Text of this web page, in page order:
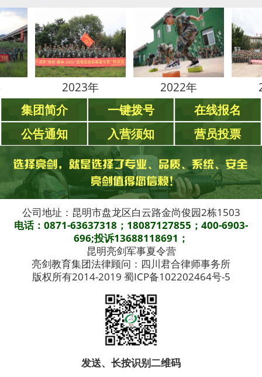
2023年 2022年 2021年
集团简介 一键拨号
在线报名
公告通知
入营须知 营员投票
公司地址：昆明市盘龙区白云路金尚俊园2栋1503
电话：0871-63637318；18087127855；400-6903-
696;投诉13688118691；
昆明亮剑军事夏令营
亮剑教育集团法律顾问：四川君合律师事务所
版权所有2014-2019 蜀ICP备102202464号-5
发送、长按识别二维码